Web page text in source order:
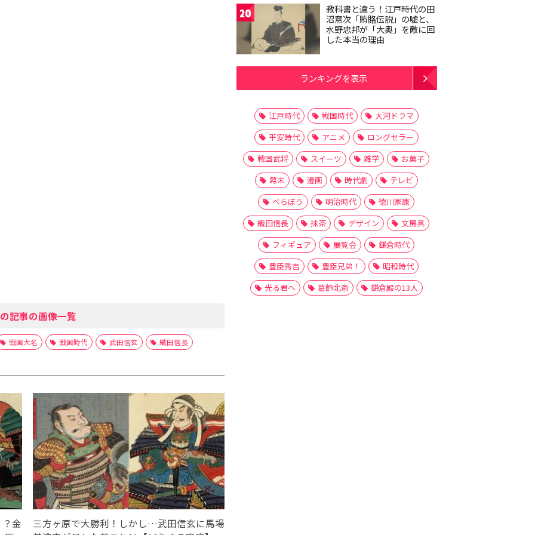
記事の画像一覧
戦国大名 戦国時代 武田信玄 織田信長
金
三方ヶ原で大勝利！しかし…武田信玄に馬場
20
教科書と違う！江戸時代の田
沼意次「賄賂伝説」の嘘と、
水野忠邦が「大奥」を敵に回
した本当の理由
ランキングを表示
江戸時代 戦国時代
大河ドラマ
平安時代
アニメ
ロングセラー
戦国武将
スイーツ 雑学
お菓子
幕末
漫画 時代劇
テレビ
べらぼう
明治時代
徳川家康
織田信長
抹茶 デザイン
文房具
フィギュア
展覧会
鎌倉時代
豊臣秀吉
豊臣兄弟！
昭和時代
光る君へ
葛飾北斎 鎌倉殿の13人